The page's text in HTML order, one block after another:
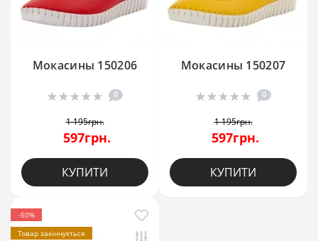
Мокасины 150206
0
1 195грн.
597грн.
КУПИТИ
Мокасины 150207
0
1 195грн.
597грн.
КУПИТИ
-50%
Товар закінчується